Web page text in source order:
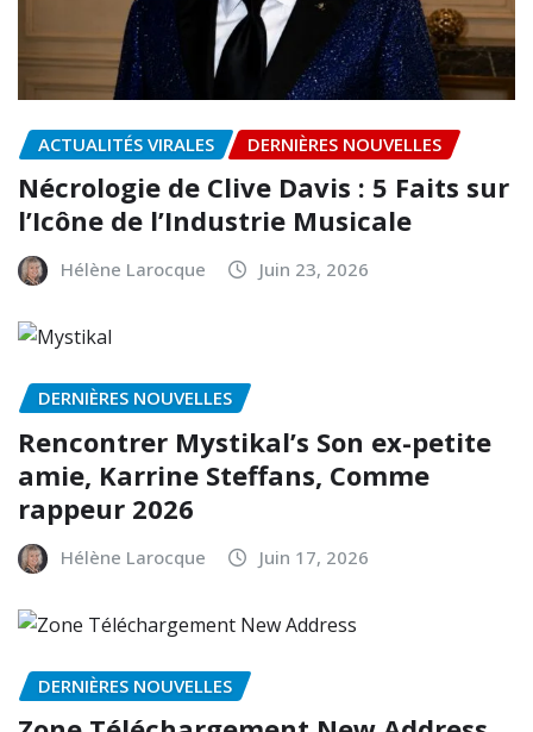
ACTUALITÉS VIRALES DERNIÈRES NOUVELLES
Nécrologie de Clive Davis : 5 Faits sur
l’Icône de l’Industrie Musicale
Hélène Larocque Juin 23, 2026
DERNIÈRES NOUVELLES
Rencontrer Mystikal’s Son ex-petite
amie, Karrine Steffans, Comme
rappeur 2026
Hélène Larocque Juin 17, 2026
DERNIÈRES NOUVELLES